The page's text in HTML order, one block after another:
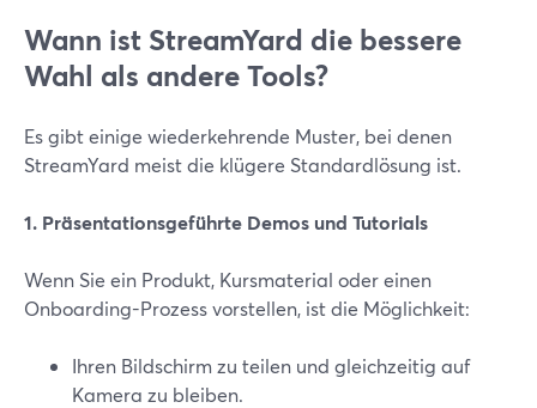
Wann ist StreamYard die bessere
Wahl als andere Tools?
Es gibt einige wiederkehrende Muster, bei denen
StreamYard meist die klügere Standardlösung ist.
1. Präsentationsgeführte Demos und Tutorials
Wenn Sie ein Produkt, Kursmaterial oder einen
Onboarding-Prozess vorstellen, ist die Möglichkeit:
Ihren Bildschirm zu teilen und gleichzeitig auf
Kamera zu bleiben.